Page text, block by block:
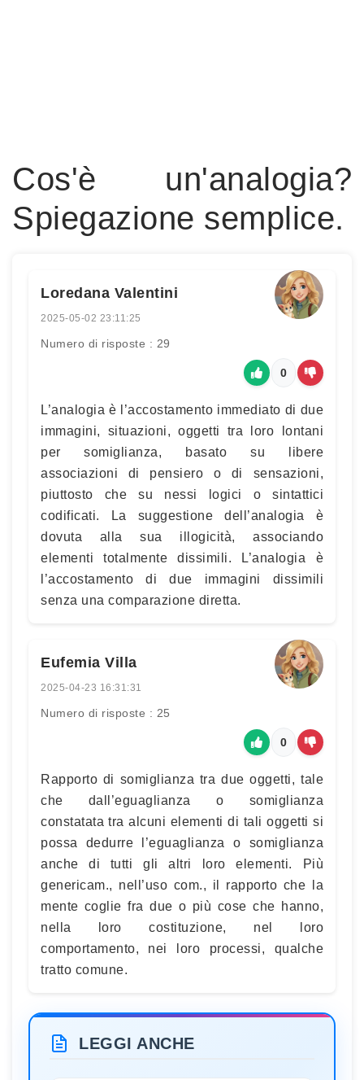
Cos'è un'analogia?
Spiegazione semplice.
Loredana Valentini
2025-05-02 23:11:25
Numero di risposte : 29
0
L’analogia è l’accostamento immediato di due
immagini, situazioni, oggetti tra loro lontani
per somiglianza, basato su libere
associazioni di pensiero o di sensazioni,
piuttosto che su nessi logici o sintattici
codificati. La suggestione dell’analogia è
dovuta alla sua illogicità, associando
elementi totalmente dissimili. L’analogia è
l’accostamento di due immagini dissimili
senza una comparazione diretta.
Eufemia Villa
2025-04-23 16:31:31
Numero di risposte : 25
0
Rapporto di somiglianza tra due oggetti, tale
che dall’eguaglianza o somiglianza
constatata tra alcuni elementi di tali oggetti si
possa dedurre l’eguaglianza o somiglianza
anche di tutti gli altri loro elementi. Più
genericam., nell’uso com., il rapporto che la
mente coglie fra due o più cose che hanno,
nella loro costituzione, nel loro
comportamento, nei loro processi, qualche
tratto comune.
LEGGI ANCHE